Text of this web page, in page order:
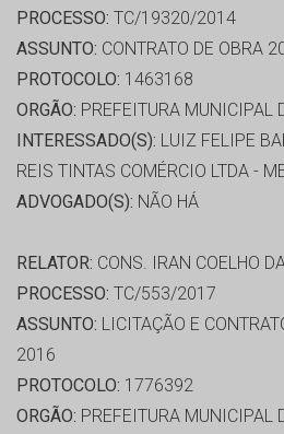
PROCESSO: TC/19320/2014
ASSUNTO: CONTRATO DE OBRA
PROTOCOLO: 1463168
ORGÃO: PREFEITURA MUNICIPAL
INTERESSADO(S): LUIZ FELIPE
REIS TINTAS COMÉRCIO LTDA -
ADVOGADO(S): NÃO HÁ
RELATOR: CONS. IRAN COELHO
PROCESSO: TC/553/2017
ASSUNTO: LICITAÇÃO E
2016
PROTOCOLO: 1776392
ORGÃO: PREFEITURA MUNICIPAL